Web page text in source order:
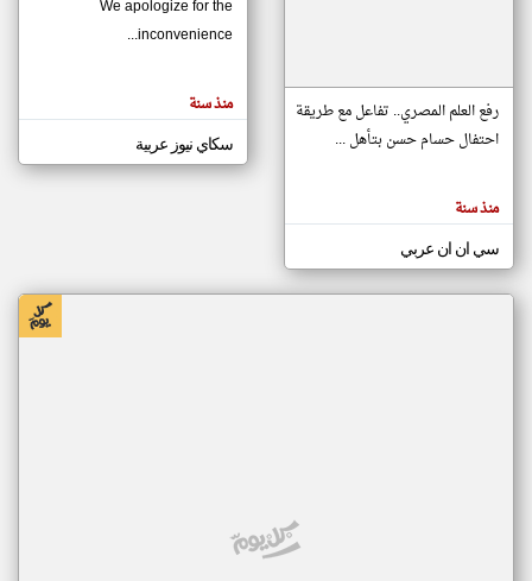
مصادر الأخبار من موريتانيا
اخبار موريتانيا على مدار الساعة
أهم اخبار موريتانيا العاجلة والمباشرة
المقالات
الموجوده
هنا عن
رفع العلم المصري.. تفاعل مع طريقة
احتفال حسام حسن بتأهل ...
منذ سنة
سي ان ان عربي
We apologize for the
inconvenience...
منذ سنة
سكاي نيوز عربية
klyoum.com